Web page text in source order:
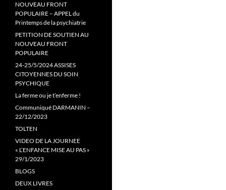
NOUVEAU FRONT
POPULAIRE – APPEL du
Printemps de la psychiatrie
PETITION DE SOUTIEN AU
NOUVEAU FRONT
POPULAIRE
24-25/5/2024 ASSISES
CITOYENNES DU SOIN
PSYCHIQUE
La ferme ou je t’enferme !
Communiqué DARMANIN –
22/12/2023
TOLTEN
VIDEO DE LA JOURNEE
« L’ENFANCE MISE AU PAS »
29/1/2023
BLOGS
DEUX LIVRES